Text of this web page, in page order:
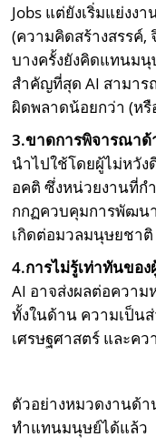
Jobs แต่ยังเริ่มแย่ง
(ความคิดสร้างสรรค์,
บางครั้งยังคิดแทนม
สำคัญที่สุด AI สามาร
ผิดพลาดน้อยกว่า (ห
3.ขาดการพิจารณาด้
นำไปใช้โดยผู้ไม่หวัง
อคติ ซึ่งหน่วยงานที่ก
กกฏควบคุมการพัฒน
เกิดต่อมวลมนุษยชาติ
4.การไม่รู้เท่าทันขอ
AI อาจส่งผลต่อควา
ทั้งในด้าน ความเป็น
เศรษฐศาสตร์ และค
ตัวอย่างหมวดงานด้า
ทำแทนมนุษย์ได้แล้ว